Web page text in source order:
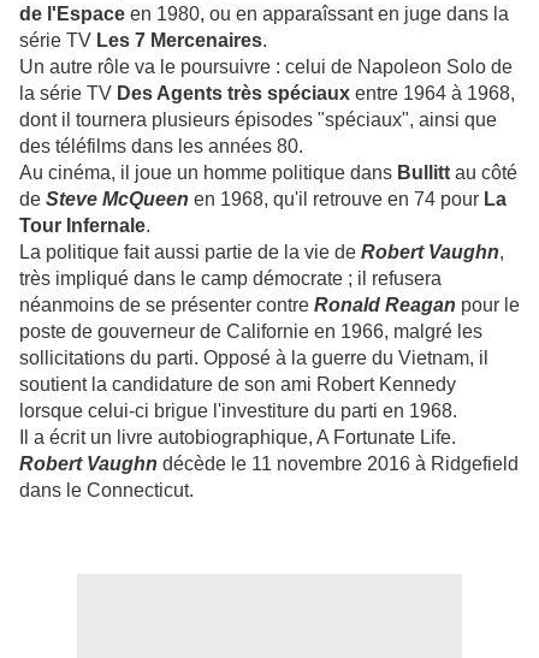
de l'Espace en 1980, ou en apparaîssant en juge dans la
série TV Les 7 Mercenaires.
Un autre rôle va le poursuivre : celui de Napoleon Solo de
la série TV Des Agents très spéciaux entre 1964 à 1968,
dont il tournera plusieurs épisodes "spéciaux", ainsi que
des téléfilms dans les années 80.
Au cinéma, il joue un homme politique dans Bullitt au côté
de Steve McQueen en 1968, qu'il retrouve en 74 pour La
Tour Infernale.
La politique fait aussi partie de la vie de Robert Vaughn,
très impliqué dans le camp démocrate ; il refusera
néanmoins de se présenter contre Ronald Reagan pour le
poste de gouverneur de Californie en 1966, malgré les
sollicitations du parti. Opposé à la guerre du Vietnam, il
soutient la candidature de son ami Robert Kennedy
lorsque celui-ci brigue l'investiture du parti en 1968.
Il a écrit un livre autobiographique, A Fortunate Life.
Robert Vaughn décède le 11 novembre 2016 à Ridgefield
dans le Connecticut.